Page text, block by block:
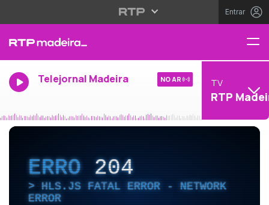
Entrar
Telejornal Madeira NO AR TV
RTP
ERRO204
HLS.JS FATAL ERROR - NETWORK
ERROR